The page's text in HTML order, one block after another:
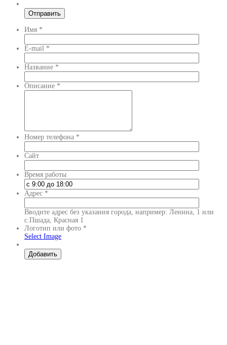
Имя *
E-mail *
Название *
Описание *
Номер телефона *
Сайт
Время работы
Адрес *
Вводите адрес без указания города, например: Ленина, 1 или
с.Пшада, Красная 1
Логотип или фото *
Select Image